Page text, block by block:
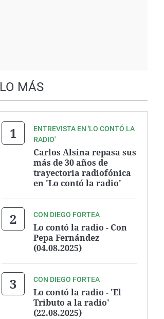
LO MÁS
ENTREVISTA EN 'LO CONTÓ LA
RADIO'
Carlos Alsina repasa sus
más de 30 años de
trayectoria radiofónica
en 'Lo contó la radio'
CON DIEGO FORTEA
Lo contó la radio - Con
Pepa Fernández
(04.08.2025)
CON DIEGO FORTEA
Lo contó la radio - 'El
Tributo a la radio'
(22.08.2025)